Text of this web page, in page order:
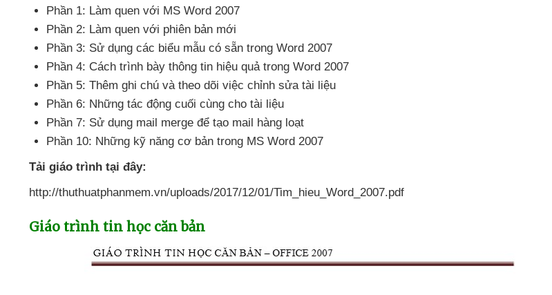
Phần 1: Làm quen với MS Word 2007
Phần 2: Làm quen với phiên bản mới
Phần 3: Sử dụng các biểu mẫu có sẵn trong Word 2007
Phần 4: Cách trình bày thông tin hiệu quả trong Word 2007
Phần 5: Thêm ghi chú và theo dõi việc chỉnh sửa tài liệu
Phần 6: Những tác động cuối cùng cho tài liệu
Phần 7: Sử dụng mail merge để tạo mail hàng loạt
Phần 10: Những kỹ năng cơ bản trong MS Word 2007
Tải giáo trình tại đây:
http://thuthuatphanmem.vn/uploads/2017/12/01/Tim_hieu_Word_2007.pdf
Giáo trình tin học căn bản